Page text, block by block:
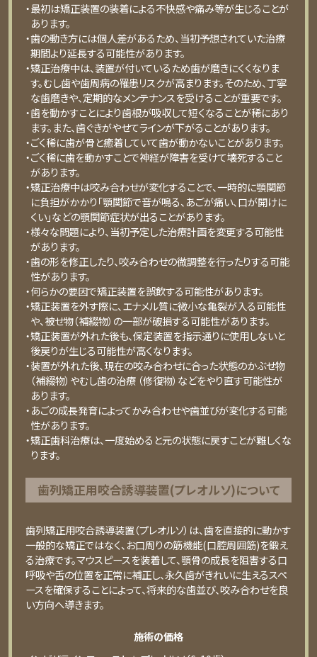
・最初は矯正装置の装着による不快感や痛み等が生じることが
あります。
・歯の動き方には個人差があるため、当初予想されていた治療
期間より延長する可能性があります。
・矯正治療中は、装置が付いているため歯が磨きにくくなりま
す。むし歯や歯周病の罹患リスクが高まります。そのため、丁寧
な歯磨きや、定期的なメンテナンスを受けることが重要です。
・歯を動かすことにより歯根が吸収して短くなることが稀にあり
ます。また、歯ぐきがやせてラインが下がることがあります。
・ごく稀に歯が骨と癒着していて歯が動かないことがあります。
・ごく稀に歯を動かすことで神経が障害を受けて壊死すること
があります。
・矯正治療中は咬み合わせが変化することで、一時的に顎関節
に負担がかかり「顎関節で音が鳴る、あごが痛い、口が開けに
くい」などの顎関節症状が出ることがあります。
・様々な問題により、当初予定した治療計画を変更する可能性
があります。
・歯の形を修正したり、咬み合わせの微調整を行ったりする可能
性があります。
・何らかの要因で矯正装置を誤飲する可能性があります。
・矯正装置を外す際に、エナメル質に微小な亀裂が入る可能性
や、被せ物（補綴物）の一部が破損する可能性があります。
・矯正装置が外れた後も、保定装置を指示通りに使用しないと
後戻りが生じる可能性が高くなります。
・装置が外れた後、現在の咬み合わせに合った状態のかぶせ物
（補綴物）やむし歯の治療 （修復物）などをやり直す可能性が
あります。
・あごの成長発育によってかみ合わせや歯並びが変化する可能
性があります。
・矯正歯科治療は、一度始めると元の状態に戻すことが難しくな
ります。
⻭列矯正⽤咬合誘導装置(プレオルソ)について
歯列矯正用咬合誘導装置（プレオルソ）は、歯を直接的に動かす
一般的な矯正ではなく、お口周りの筋機能(口腔周囲筋)を鍛え
る治療です。マウスピースを装着して、顎骨の成長を阻害する口
呼吸や舌の位置を正常に補正し、永久歯がきれいに生えるスペ
ースを確保することによって、将来的な歯並び、咬み合わせを良
い方向へ導きます。
施術の価格